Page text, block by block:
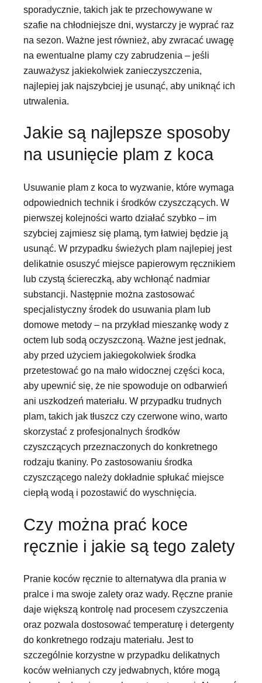
sporadycznie, takich jak te przechowywane w
szafie na chłodniejsze dni, wystarczy je wyprać raz
na sezon. Ważne jest również, aby zwracać uwagę
na ewentualne plamy czy zabrudzenia – jeśli
zauważysz jakiekolwiek zanieczyszczenia,
najlepiej jak najszybciej je usunąć, aby uniknąć ich
utrwalenia.
Jakie są najlepsze sposoby
na usunięcie plam z koca
Usuwanie plam z koca to wyzwanie, które wymaga
odpowiednich technik i środków czyszczących. W
pierwszej kolejności warto działać szybko – im
szybciej zajmiesz się plamą, tym łatwiej będzie ją
usunąć. W przypadku świeżych plam najlepiej jest
delikatnie osuszyć miejsce papierowym ręcznikiem
lub czystą ściereczką, aby wchłonąć nadmiar
substancji. Następnie można zastosować
specjalistyczny środek do usuwania plam lub
domowe metody – na przykład mieszankę wody z
octem lub sodą oczyszczoną. Ważne jest jednak,
aby przed użyciem jakiegokolwiek środka
przetestować go na mało widocznej części koca,
aby upewnić się, że nie spowoduje on odbarwień
ani uszkodzeń materiału. W przypadku trudnych
plam, takich jak tłuszcz czy czerwone wino, warto
skorzystać z profesjonalnych środków
czyszczących przeznaczonych do konkretnego
rodzaju tkaniny. Po zastosowaniu środka
czyszczącego należy dokładnie spłukać miejsce
ciepłą wodą i pozostawić do wyschnięcia.
Czy można prać koce
ręcznie i jakie są tego zalety
Pranie koców ręcznie to alternatywa dla prania w
pralce i ma swoje zalety oraz wady. Ręczne pranie
daje większą kontrolę nad procesem czyszczenia
oraz pozwala dostosować temperaturę i detergenty
do konkretnego rodzaju materiału. Jest to
szczególnie korzystne w przypadku delikatnych
koców wełnianych czy jedwabnych, które mogą